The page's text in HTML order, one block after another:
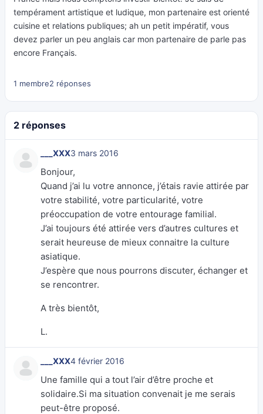
tempérament artistique et ludique, mon partenaire est orienté
cuisine et relations publiques; ah un petit impératif, vous
devez parler un peu anglais car mon partenaire de parle pas
encore Français.
1 membre2 réponses
2 réponses
___XXX3 mars 2016
Bonjour,
Quand j’ai lu votre annonce, j’étais ravie attirée par
votre stabilité, votre particularité, votre
préoccupation de votre entourage familial.
J’ai toujours été attirée vers d’autres cultures et
serait heureuse de mieux connaitre la culture
asiatique.
J’espère que nous pourrons discuter, échanger et
se rencontrer.
A très bientôt,
L.
___XXX4 février 2016
Une famille qui a tout l’air d’être proche et
solidaire.Si ma situation convenait je me serais
peut-être proposé.